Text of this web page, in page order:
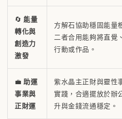
🔄 能量
轉化與
創造力
激發
方解石協助穩固能量
二者合用能夠將直覺
行動或作品。
💼 助運
事業與
正財運
紫水晶主正財與靈性
實踐，合適擺放於辦
升與金錢流通穩定。